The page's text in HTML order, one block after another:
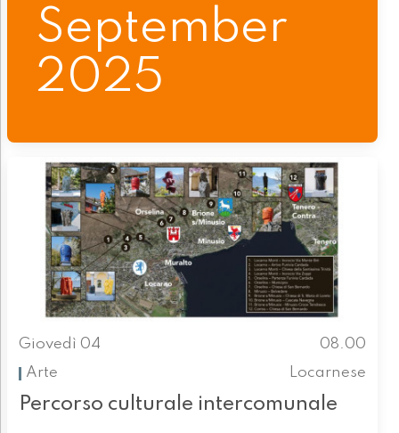
September
2025
Giovedì 04
08.00
Arte
Locarnese
Percorso culturale intercomunale